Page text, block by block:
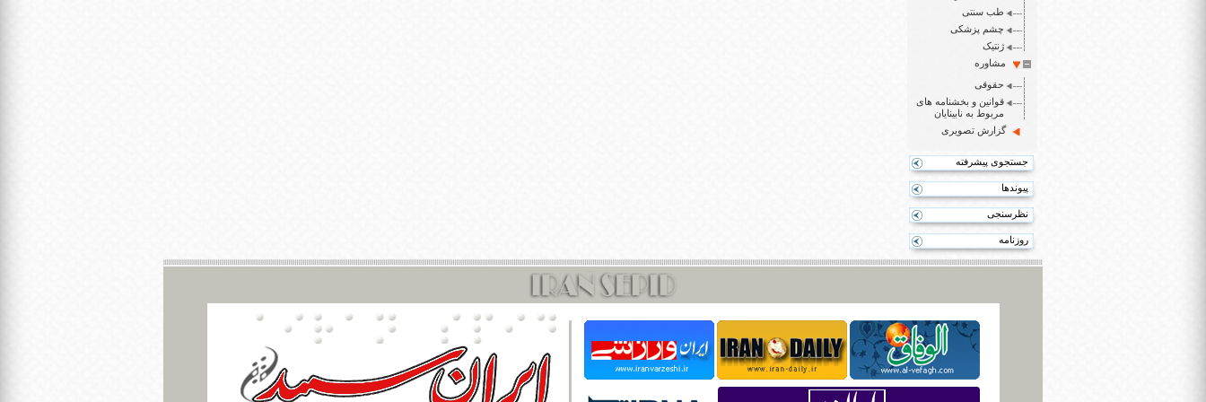
طب سنتی
چشم پزشکی
ژنتیک
مشاوره
حقوقی
قوانین و بخشنامه های
مربوط به نابینایان
گزارش تصویری
جستجوی پیشرفته
پیوندها
نظرسنجی
روزنامه